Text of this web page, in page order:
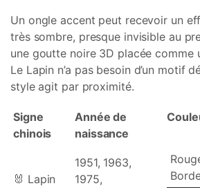
Un ongle accent peut recevoir un
très sombre, presque invisible au
une goutte noire 3D placée comme
Le Lapin n’a pas besoin d’un motif
style agit par proximité.
Signe
chinois
Année de
naissance
🐰 Lapin
1951, 1963,
1975,